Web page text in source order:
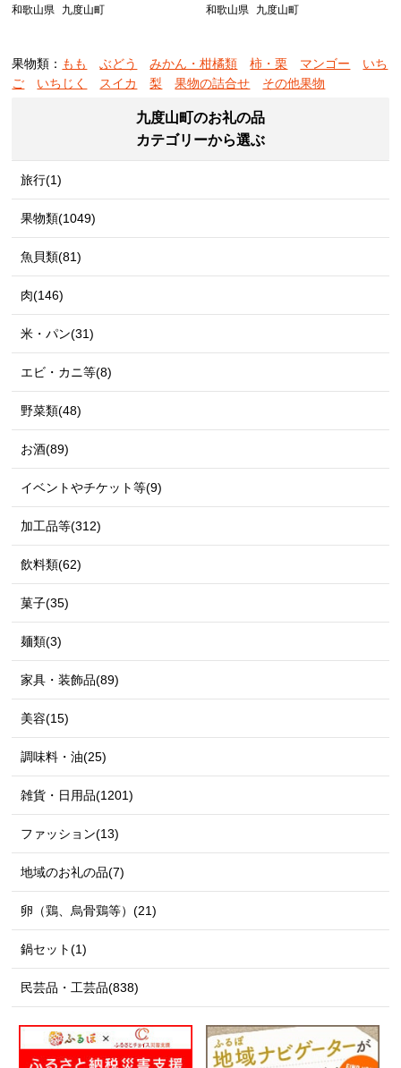
和歌山県 九度山町 和歌山県 九度山町
果物類： もも ぶどう みかん・柑橘類 柿・栗 マンゴー
いち
ご
いちじく スイカ 梨 果物の詰合せ その他果物
九度山町のお礼の品
カテゴリーから選ぶ
旅行(1)
果物類(1049)
魚貝類(81)
肉(146)
米・パン(31)
エビ・カニ等(8)
野菜類(48)
お酒(89)
イベントやチケット等(9)
加工品等(312)
飲料類(62)
菓子(35)
麺類(3)
家具・装飾品(89)
美容(15)
調味料・油(25)
雑貨・日用品(1201)
ファッション(13)
地域のお礼の品(7)
卵（鶏、烏骨鶏等）(21)
鍋セット(1)
民芸品・工芸品(838)